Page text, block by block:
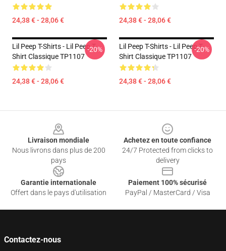
24,38 € - 28,06 € 24,38 € - 28,06 €
Lil Peep T-Shirts - Lil Peep T-
Shirt Classique TP1107
24,38 € - 28,06 €
-20%
Lil Peep T-Shirts - Lil Peep T-
Shirt Classique TP1107
24,38 € - 28,06 €
-20%
Livraison mondiale
Nous livrons dans plus de 200
pays
Achetez en toute confiance
24/7 Protected from clicks to
delivery
Garantie internationale
Offert dans le pays d'utilisation
Paiement 100% sécurisé
PayPal / MasterCard / Visa
Contactez-nous